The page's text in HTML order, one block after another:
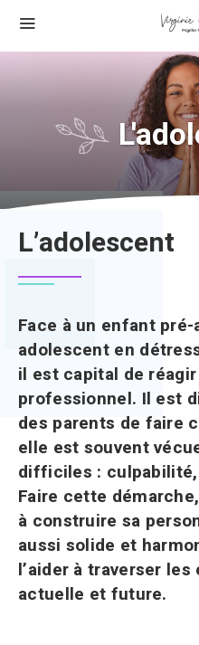
L’adolescent
Face à un enfant
adolescent en
il est capital de réagir
professionnel. Il est
des parents de faire
elle est souvent
difficiles :
Faire cette
à construire sa
aussi solide et
l’aider à traverser
actuelle et future.